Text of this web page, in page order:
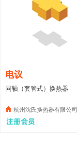
电议
同轴（套管式）换热器
杭州沈氏换热器有限公司